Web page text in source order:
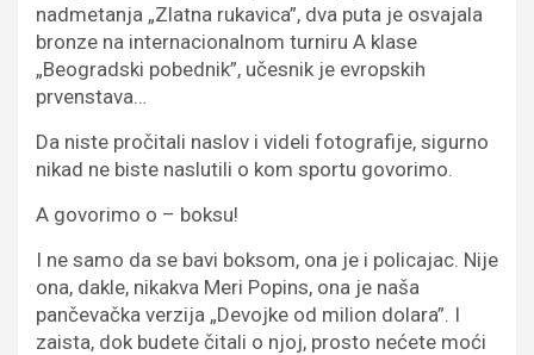
nadmetanja „Zlatna rukavica”, dva puta je osvajala
bronze na internacionalnom turniru A klase
„Beogradski pobednik”, učesnik je evropskih
prvenstava…
Da niste pročitali naslov i videli fotografije, sigurno
nikad ne biste naslutili o kom sportu govorimo.
A govorimo o – boksu!
I ne samo da se bavi boksom, ona je i policajac. Nije
ona, dakle, nikakva Meri Popins, ona je naša
pančevačka verzija „Devojke od milion dolara”. I
zaista, dok budete čitali o njoj, prosto nećete moći